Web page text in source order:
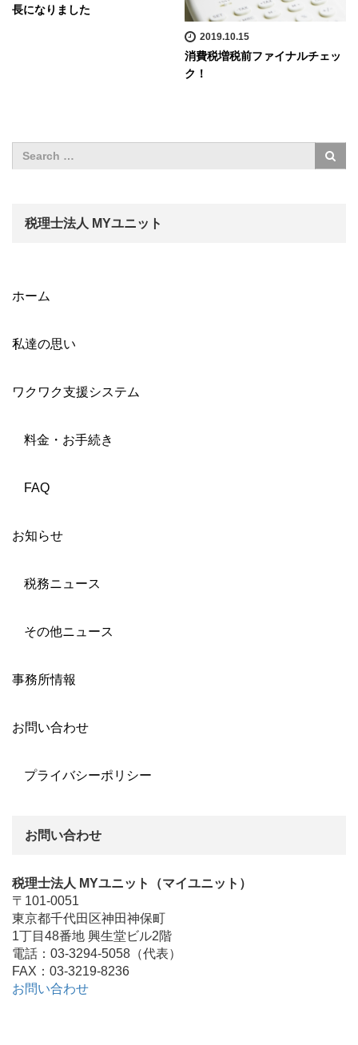
長になりました
2019.10.15
消費税増税前ファイナルチェッ
ク！
税理士法人 MYユニット
ホーム
私達の思い
ワクワク支援システム
料金・お手続き
FAQ
お知らせ
税務ニュース
その他ニュース
事務所情報
お問い合わせ
プライバシーポリシー
お問い合わせ
税理士法人 MYユニット（マイユニット）
〒101-0051
東京都千代田区神田神保町
1丁目48番地 興生堂ビル2階
電話：03-3294-5058（代表）
FAX：03-3219-8236
お問い合わせ